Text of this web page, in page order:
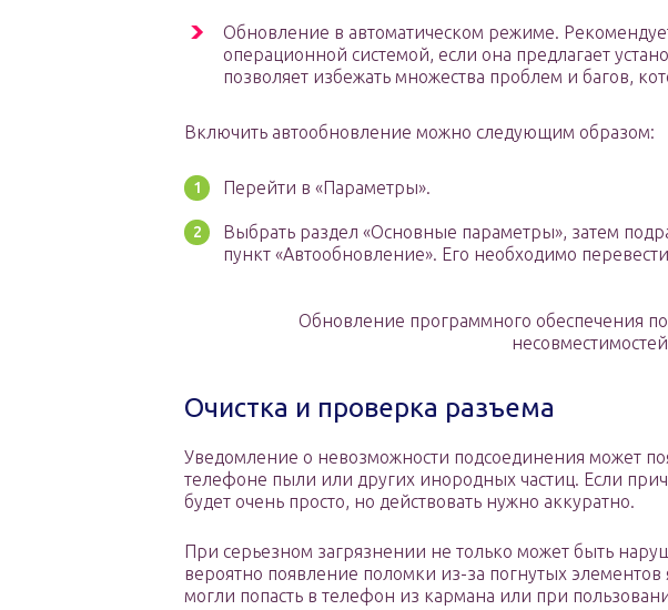
Обновление в автоматическом режиме.
операционной системой, если она предлагает
позволяет избежать множества проблем и багов,
Включить автообновление можно следующим образом:
Перейти в «Параметры».
Выбрать раздел «Основные параметры», затем
пункт «Автообновление». Его необходимо
Обновление программного обеспечения
несовместимостей
Очистка и проверка разъема
Уведомление о невозможности подсоединения может
телефоне пыли или других инородных частиц. Если
будет очень просто, но действовать нужно аккуратно.
При серьезном загрязнении не только может быть
вероятно появление поломки из-за погнутых
могли попасть в телефон из кармана или при